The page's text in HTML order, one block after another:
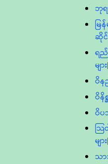
ဘုရ
မြ
ဆိုင်
ရည်
များ
ဝိန
ဝိနိ
ဝိပ
သြ
များ
သာ